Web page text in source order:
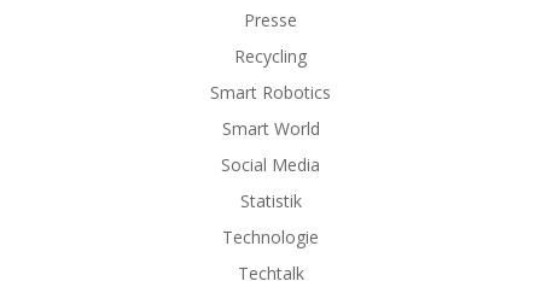
Presse
Recycling
Smart Robotics
Smart World
Social Media
Statistik
Technologie
Techtalk